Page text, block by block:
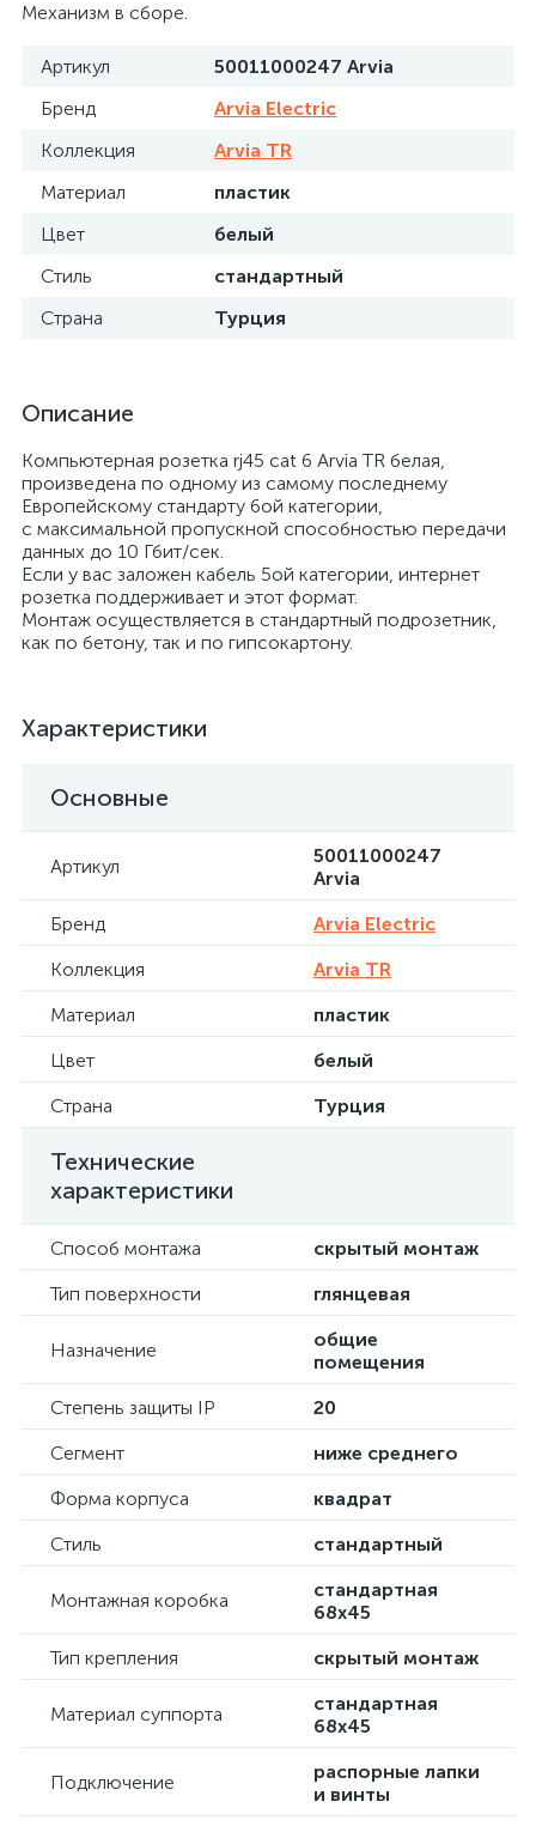
Механизм в сборе.
Артикул
50011000247 Arvia
Бренд
Arvia Electric
Коллекция
Arvia TR
Материал
пластик
Цвет
белый
Стиль
стандартный
Страна
Турция
Описание
Компьютерная розетка rj45 cat 6 Arvia TR белая,
произведена по одному из самому последнему
Европейскому стандарту 6ой категории,
с максимальной пропускной способностью передачи
данных до 10 Гбит/сек.
Если у вас заложен кабель 5ой категории, интернет
розетка поддерживает и этот формат.
Монтаж осуществляется в стандартный подрозетник,
как по бетону, так и по гипсокартону.
Характеристики
Основные
Артикул
50011000247
Arvia
Бренд
Arvia Electric
Коллекция
Arvia TR
Материал
пластик
Цвет
белый
Страна
Турция
Технические
характеристики
Способ монтажа
скрытый монтаж
Тип поверхности
глянцевая
Назначение
общие
помещения
Степень защиты IP
20
Сегмент
ниже среднего
Форма корпуса
квадрат
Стиль
стандартный
Монтажная коробка
стандартная
68х45
Тип крепления
скрытый монтаж
Материал суппорта
стандартная
68х45
Подключение
распорные лапки
и винты